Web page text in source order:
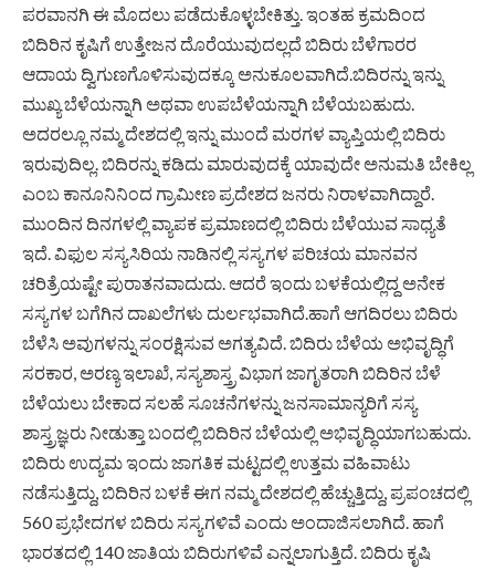
ಪರವಾನಗಿ ಈ ಮೊದಲು ಪಡೆದುಕೊಳ್ಳಬೇಕಿತ್ತು. ಇಂತಹ ಕ್ರಮದಿಂದ
ಬಿದಿರಿನ ಕೃಷಿಗೆ ಉತ್ತೇಜನ ದೊರೆಯುವುದಲ್ಲದೆ ಬಿದಿರು ಬೆಳೆಗಾರರ
ಆದಾಯ ದ್ವಿಗುಣಗೊಳಿಸುವುದಕ್ಕೂ ಅನುಕೂಲವಾಗಿದೆ.ಬಿದಿರನ್ನು ಇನ್ನು
ಮುಖ್ಯ ಬೆಳೆಯನ್ನಾಗಿ ಅಥವಾ ಉಪಬೆಳೆಯನ್ನಾಗಿ ಬೆಳೆಯಬಹುದು.
ಅದರಲ್ಲೂ ನಮ್ಮ ದೇಶದಲ್ಲಿ ಇನ್ನು ಮುಂದೆ ಮರಗಳ ವ್ಯಾಪ್ತಿಯಲ್ಲಿ ಬಿದಿರು
ಇರುವುದಿಲ್ಲ. ಬಿದಿರನ್ನು ಕಡಿದು ಮಾರುವುದಕ್ಕೆ ಯಾವುದೇ ಅನುಮತಿ ಬೇಕಿಲ್ಲ
ಎಂಬ ಕಾನೂನಿನಿಂದ ಗ್ರಾಮೀಣ ಪ್ರದೇಶದ ಜನರು ನಿರಾಳವಾಗಿದ್ದಾರೆ.
ಮುಂದಿನ ದಿನಗಳಲ್ಲಿ ವ್ಯಾಪಕ ಪ್ರಮಾಣದಲ್ಲಿ ಬಿದಿರು ಬೆಳೆಯುವ ಸಾಧ್ಯತೆ
ಇದೆ. ವಿಫುಲ ಸಸ್ಯಸಿರಿಯ ನಾಡಿನಲ್ಲಿ ಸಸ್ಯಗಳ ಪರಿಚಯ ಮಾನವನ
ಚರಿತ್ರೆಯಷ್ಟೇ ಪುರಾತನವಾದುದು. ಆದರೆ ಇಂದು ಬಳಕೆಯಲ್ಲಿದ್ದ ಅನೇಕ
ಸಸ್ಯಗಳ ಬಗೆಗಿನ ದಾಖಲೆಗಳು ದುರ್ಲಭವಾಗಿದೆ.ಹಾಗೆ ಆಗದಿರಲು ಬಿದಿರು
ಬೆಳೆಸಿ ಅವುಗಳನ್ನು ಸಂರಕ್ಷಿಸುವ ಅಗತ್ಯವಿದೆ. ಬಿದಿರು ಬೆಳೆಯ ಅಭಿವೃದ್ಧಿಗೆ
ಸರಕಾರ, ಅರಣ್ಯ ಇಲಾಖೆ, ಸಸ್ಯಶಾಸ್ತ್ರ ವಿಭಾಗ ಜಾಗೃತರಾಗಿ ಬಿದಿರಿನ ಬೆಳೆ
ಬೆಳೆಯಲು ಬೇಕಾದ ಸಲಹೆ ಸೂಚನೆಗಳನ್ನು ಜನಸಾಮಾನ್ಯರಿಗೆ ಸಸ್ಯ
ಶಾಸ್ತ್ರಜ್ಞರು ನೀಡುತ್ತಾ ಬಂದಲ್ಲಿ ಬಿದಿರಿನ ಬೆಳೆಯಲ್ಲಿ ಅಭಿವೃದ್ಧಿಯಾಗಬಹುದು.
ಬಿದಿರು ಉದ್ಯಮ ಇಂದು ಜಾಗತಿಕ ಮಟ್ಟದಲ್ಲಿ ಉತ್ತಮ ವಹಿವಾಟು
ನಡೆಸುತ್ತಿದ್ದು, ಬಿದಿರಿನ ಬಳಕೆ ಈಗ ನಮ್ಮ ದೇಶದಲ್ಲಿ ಹೆಚ್ಚುತ್ತಿದ್ದು, ಪ್ರಪಂಚದಲ್ಲಿ
560 ಪ್ರಭೇದಗಳ ಬಿದಿರು ಸಸ್ಯಗಳಿವೆ ಎಂದು ಅಂದಾಜಿಸಲಾಗಿದೆ. ಹಾಗೆ
ಭಾರತದಲ್ಲಿ 140 ಜಾತಿಯ ಬಿದಿರುಗಳಿವೆ ಎನ್ನಲಾಗುತ್ತಿದೆ. ಬಿದಿರು ಕೃಷಿ